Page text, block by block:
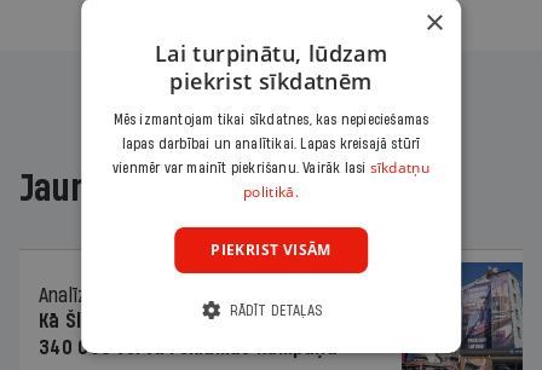
Jaunākajā žurnālā
Analīze
Kā Šlesera partija palika nesodīta par
340 000 vērtu reklāmas kampaņu
×
Lai turpinātu, lūdzam
piekrist sīkdatnēm
Mēs izmantojam tikai sīkdatnes, kas nepieciešamas
lapas darbībai un analītikai. Lapas kreisajā stūrī
vienmēr var mainīt piekrišanu. Vairāk lasi sīkdatņu
politikā.
PIEKRIST VISĀM
RĀDĪT DETAĻAS